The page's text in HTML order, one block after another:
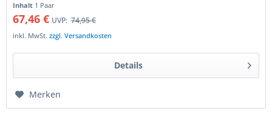
Inhalt 1 Paar
67,46 € UVP: 74,95 €
inkl. MwSt.zzgl. Versandkosten
Details
Merken